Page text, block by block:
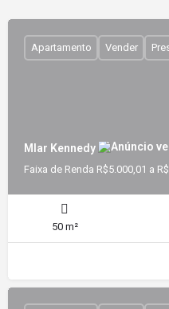
Mlar Kennedy
Faixa de Renda R$5.000,01 a
Apartamento Vender
50 m²